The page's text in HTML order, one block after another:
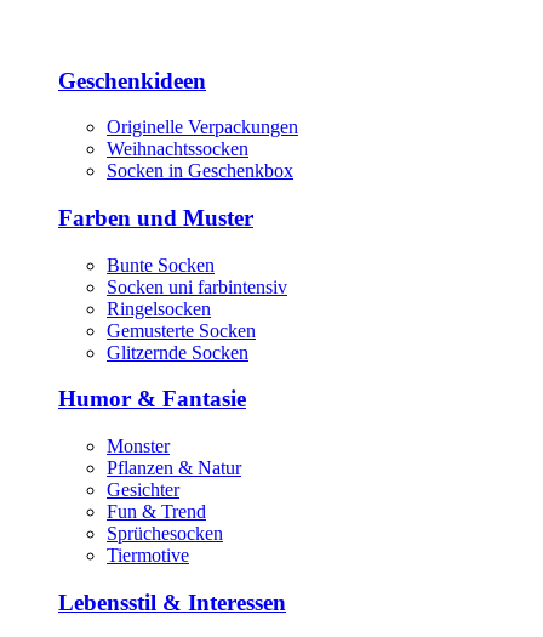
Geschenkideen
Originelle Verpackungen
Weihnachtssocken
Socken in Geschenkbox
Farben und Muster
Bunte Socken
Socken uni farbintensiv
Ringelsocken
Gemusterte Socken
Glitzernde Socken
Humor & Fantasie
Monster
Pflanzen & Natur
Gesichter
Fun & Trend
Sprüchesocken
Tiermotive
Lebensstil & Interessen